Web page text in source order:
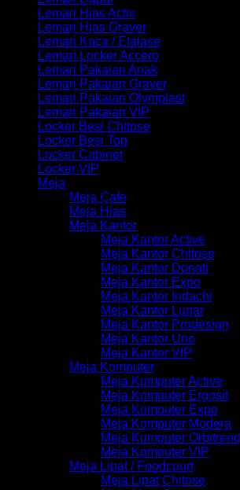
Lemari Hias Activ
Lemari Hias Graver
Lemari Kaca / Etalase
Lemari Locker Accero
Lemari Pakaian Anak
Lemari Pakaian Graver
Lemari Pakaian Olymplast
Lemari Pakaian VIP
Locker Besi Chitose
Locker Besi Top
Locker Cabinet
Locker VIP
Meja
Meja Cafe
Meja Hias
Meja Kantor
Meja Kantor Active
Meja Kantor Chitose
Meja Kantor Donati
Meja Kantor Expo
Meja Kantor Indachi
Meja Kantor Lunar
Meja Kantor Prodesign
Meja Kantor Uno
Meja Kantor VIP
Meja Komputer
Meja Komputer Active
Meja Komputer Ergosit
Meja Komputer Expo
Meja Komputer Modera
Meja Komputer Orbitrend
Meja Komputer VIP
Meja Lipat / Foodcourt
Meja Lipat Chitose